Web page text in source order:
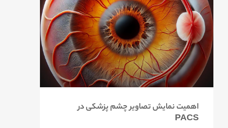
اهمیت نمایش تصاویر چشم پزشکی در
PACS